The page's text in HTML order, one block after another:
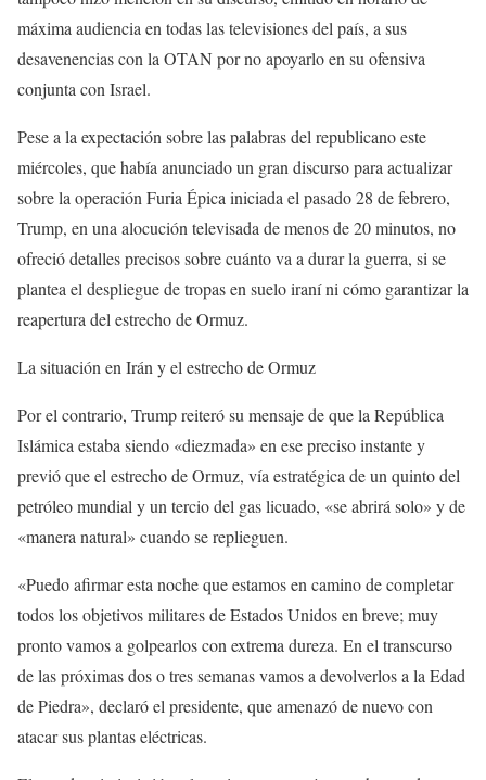
máxima audiencia en todas las televisiones del país, a sus
desavenencias con la OTAN por no apoyarlo en su ofensiva
conjunta con Israel.
Pese a la expectación sobre las palabras del republicano este
miércoles, que había anunciado un gran discurso para actualizar
sobre la operación Furia Épica iniciada el pasado 28 de febrero,
Trump, en una alocución televisada de menos de 20 minutos, no
ofreció detalles precisos sobre cuánto va a durar la guerra, si se
plantea el despliegue de tropas en suelo iraní ni cómo garantizar la
reapertura del estrecho de Ormuz.
La situación en Irán y el estrecho de Ormuz
Por el contrario, Trump reiteró su mensaje de que la República
Islámica estaba siendo «diezmada» en ese preciso instante y
previó que el estrecho de Ormuz, vía estratégica de un quinto del
petróleo mundial y un tercio del gas licuado, «se abrirá solo» y de
«manera natural» cuando se replieguen.
«Puedo afirmar esta noche que estamos en camino de completar
todos los objetivos militares de Estados Unidos en breve; muy
pronto vamos a golpearlos con extrema dureza. En el transcurso
de las próximas dos o tres semanas vamos a devolverlos a la Edad
de Piedra», declaró el presidente, que amenazó de nuevo con
atacar sus plantas eléctricas.